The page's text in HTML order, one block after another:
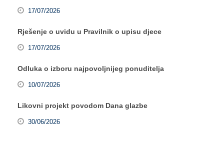
17/07/2026
Rješenje o uvidu u Pravilnik o upisu djece
17/07/2026
Odluka o izboru najpovoljnijeg ponuditelja
10/07/2026
Likovni projekt povodom Dana glazbe
30/06/2026